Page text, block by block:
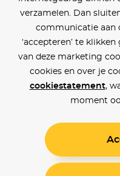
verzamelen. Dan
communicatie aan
‘accepteren’ te
van deze marketing
cookies en over je
cookiestatement,
moment
Over
Toegankelijkheid